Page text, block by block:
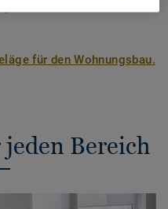
für den Wohnungsbau.
Bereich